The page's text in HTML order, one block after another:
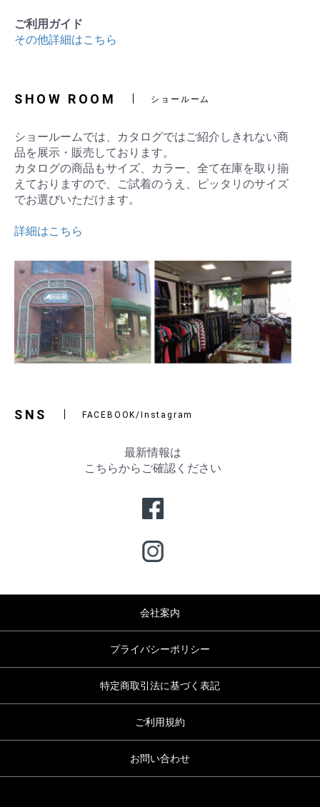
ご利用ガイド
その他詳細はこちら
SHOW ROOM ショールーム
ショールームでは、カタログではご紹介しきれない商
品を展示・販売しております。
カタログの商品もサイズ、カラー、全て在庫を取り揃
えておりますので、ご試着のうえ、ピッタリのサイズ
でお選びいただけます。
詳細はこちら
SNS FACEBOOK/Instagram
最新情報は
こちらからご確認ください
会社案内
プライバシーポリシー
特定商取引法に基づく表記
ご利用規約
お問い合わせ